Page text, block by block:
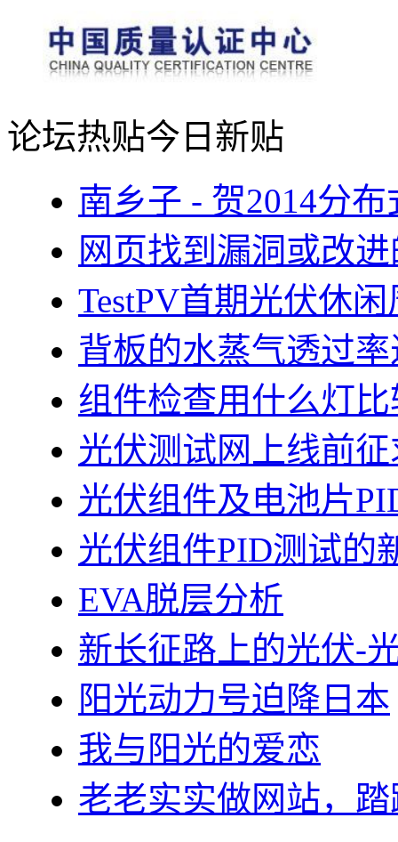
论坛热贴今日新贴
南乡子 - 贺2014分
网页找到漏洞或改
TestPV首期光伏休
背板的水蒸气透过
组件检查用什么灯
光伏测试网上线前
光伏组件及电池片
光伏组件PID测试的
EVA脱层分析
新长征路上的光伏-
阳光动力号迫降日本
我与阳光的爱恋
老老实实做网站，